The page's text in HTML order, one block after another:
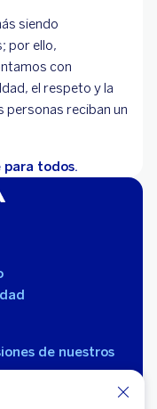
siendo
por ello,
con
el respeto y la
personas reciban un
para todos.
de nuestros